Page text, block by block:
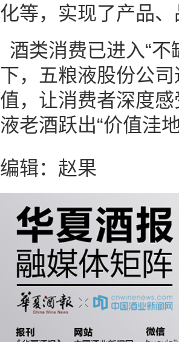
化等，实现了产品
酒类消费已进入“
下，五粮液股份公
值，让消费者深度
液老酒跃出“价值洼地
编辑：赵果